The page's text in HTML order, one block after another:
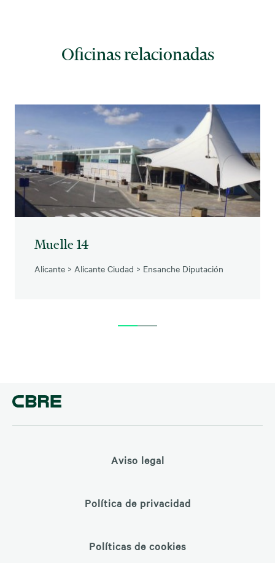
Oficinas relacionadas
Muelle 14
Alicante > Alicante Ciudad > Ensanche Diputación
Aviso legal
Política de privacidad
Políticas de cookies